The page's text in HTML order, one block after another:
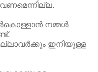
നമ്മൾ
ഇനിയുള്ള